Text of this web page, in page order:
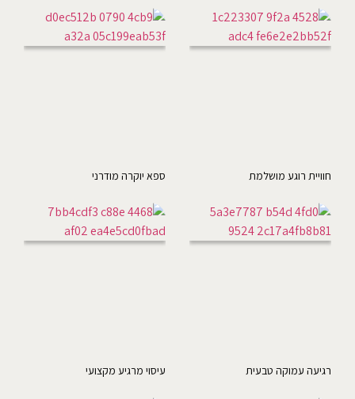
חוויית רוגע מושלמת ספא יוקרה מודרני
רגיעה עמוקה טבעית עיסוי מרגיע מקצועי